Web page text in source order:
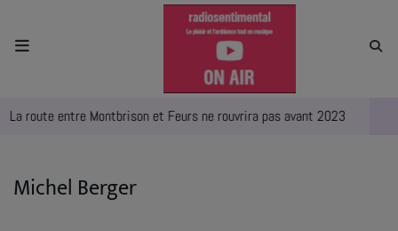
route entre Montbrison et Feurs ne rouvrira pas avant 2023
ACTUALITÉS
Michel Berger